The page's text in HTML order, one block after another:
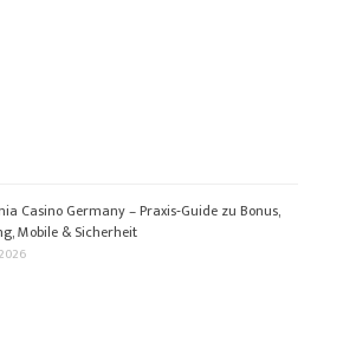
Casino Germany – Praxis‑Guide zu Bonus,
Mobile & Sicherheit